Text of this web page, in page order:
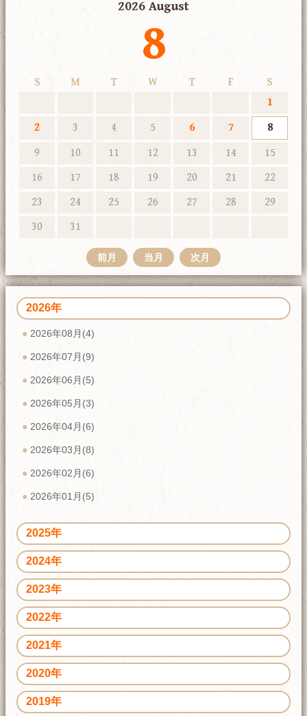
2026 August
8
S M T W T F
S
1
2
3 4 5 6 7
8
9
10 11 12 13 14
15
16
17 18 19 20 21
22
23
24 25 26 27 28
29
30
31
前月 当月 次月
2026年
2026年08月(4)
2026年07月(9)
2026年06月(5)
2026年05月(3)
2026年04月(6)
2026年03月(8)
2026年02月(6)
2026年01月(5)
2025年
2024年
2023年
2022年
2021年
2020年
2019年